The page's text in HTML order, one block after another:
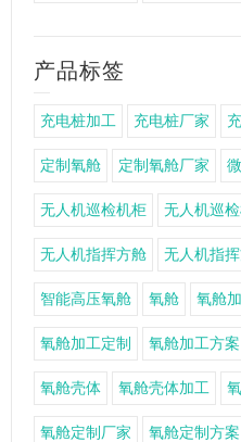
产品标签
充电桩加工 充电桩厂家
定制氧舱 定制氧舱厂家
无人机巡检机柜 无人机巡
无人机指挥方舱 无人机指
智能高压氧舱 氧舱 氧舱
氧舱加工定制 氧舱加工方案
氧舱壳体 氧舱壳体加工
氧舱定制厂家 氧舱定制方案